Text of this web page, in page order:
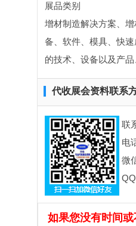
展品类别
增材制造解决方案、
备、软件、模具、快
的技术、设备以及产
代收展会资料联系
联
电
微
如果您没有时间